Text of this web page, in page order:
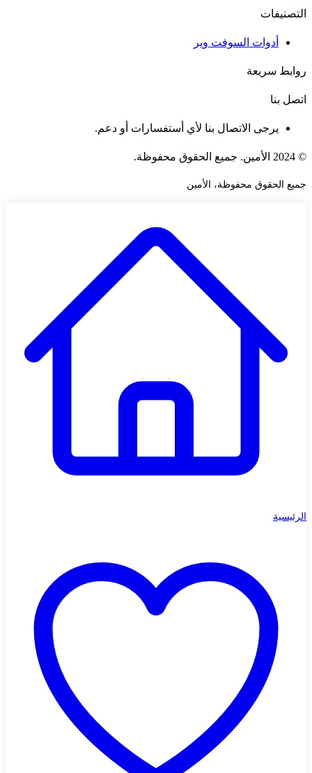
التصنيفات
أدوات السوفت وير
روابط سريعة
اتصل بنا
يرجى الاتصال بنا لأي أستفسارات أو دعم.
© 2024 الأمين. جميع الحقوق محفوظة.
جميع الحقوق محفوظة، الأمين
الرئيسية